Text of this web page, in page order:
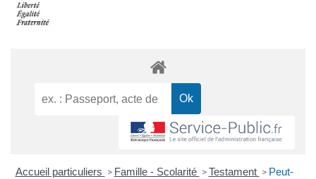
Accueil particuliers > Famille - Scolarité > Testament > Peut-